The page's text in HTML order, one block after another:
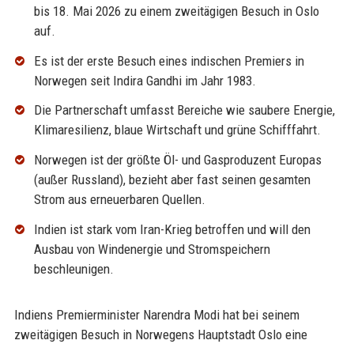
bis 18. Mai 2026 zu einem zweitägigen Besuch in Oslo
auf.
Es ist der erste Besuch eines indischen Premiers in
Norwegen seit Indira Gandhi im Jahr 1983.
Die Partnerschaft umfasst Bereiche wie saubere Energie,
Klimaresilienz, blaue Wirtschaft und grüne Schifffahrt.
Norwegen ist der größte Öl- und Gasproduzent Europas
(außer Russland), bezieht aber fast seinen gesamten
Strom aus erneuerbaren Quellen.
Indien ist stark vom Iran-Krieg betroffen und will den
Ausbau von Windenergie und Stromspeichern
beschleunigen.
Indiens Premierminister Narendra Modi hat bei seinem
zweitägigen Besuch in Norwegens Hauptstadt Oslo eine